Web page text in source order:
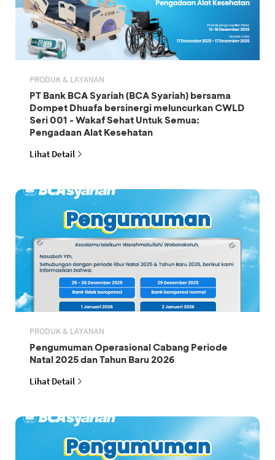
PRODUK & LAYANAN
PT Bank BCA Syariah (BCA Syariah) bersama
Dompet Dhuafa bersinergi meluncurkan CWLD
Seri 001 - Wakaf Sehat Untuk Semua:
Pengadaan Alat Kesehatan
Lihat Detail
PRODUK & LAYANAN
Pengumuman Operasional Cabang Periode
Natal 2025 dan Tahun Baru 2026
Lihat Detail